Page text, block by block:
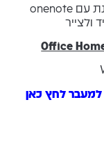
– עבוד בצורה מאורגנת עם onenote
למעבר לחץ כאן